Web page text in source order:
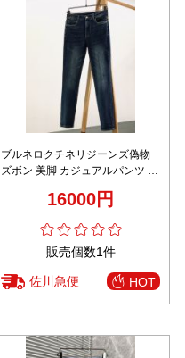
ブルネロクチネリジーンズ偽物
ズボン 美脚 カジュアルパンツ 柔
16000円
販売個数1件
佐川急便 HOT